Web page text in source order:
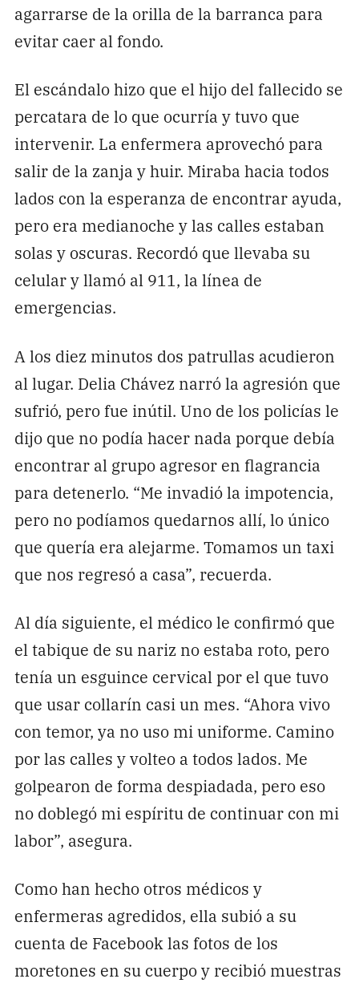
agarrarse de la orilla de la barranca para
evitar caer al fondo.
El escándalo hizo que el hijo del fallecido se
percatara de lo que ocurría y tuvo que
intervenir. La enfermera aprovechó para
salir de la zanja y huir. Miraba hacia todos
lados con la esperanza de encontrar ayuda,
pero era medianoche y las calles estaban
solas y oscuras. Recordó que llevaba su
celular y llamó al 911, la línea de
emergencias.
A los diez minutos dos patrullas acudieron
al lugar. Delia Chávez narró la agresión que
sufrió, pero fue inútil. Uno de los policías le
dijo que no podía hacer nada porque debía
encontrar al grupo agresor en flagrancia
para detenerlo. “Me invadió la impotencia,
pero no podíamos quedarnos allí, lo único
que quería era alejarme. Tomamos un taxi
que nos regresó a casa”, recuerda.
Al día siguiente, el médico le confirmó que
el tabique de su nariz no estaba roto, pero
tenía un esguince cervical por el que tuvo
que usar collarín casi un mes. “Ahora vivo
con temor, ya no uso mi uniforme. Camino
por las calles y volteo a todos lados. Me
golpearon de forma despiadada, pero eso
no doblegó mi espíritu de continuar con mi
labor”, asegura.
Como han hecho otros médicos y
enfermeras agredidos, ella subió a su
cuenta de Facebook las fotos de los
moretones en su cuerpo y recibió muestras